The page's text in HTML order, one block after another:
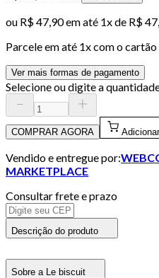
ou R$ 47,90em até 1x de R$
Parcele em até 1x com o cartão
Ver mais formas de pagamento
Selecione ou digite a
COMPRAR AGORA
Vendido e entregue por:
MARKETPLACE
Consultar frete e prazo
Descrição do produto
Sobre a Le biscuit